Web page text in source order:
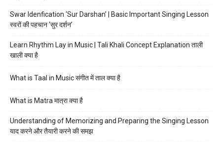
Swar Idenfication ‘Sur Darshan’ | Basic Important Singing Lesson
स्वरों की पहचान ‘सुर दर्शन’
Learn Rhythm Lay in Music | Tali Khali Concept Explanation ताली
खाली क्या है
What is Taal in Music संगीत में ताल क्या है
What is Matra मात्रा क्या है
Understanding of Memorizing and Preparing the Singing Lesson
याद करने और तैयारी करने की समझ